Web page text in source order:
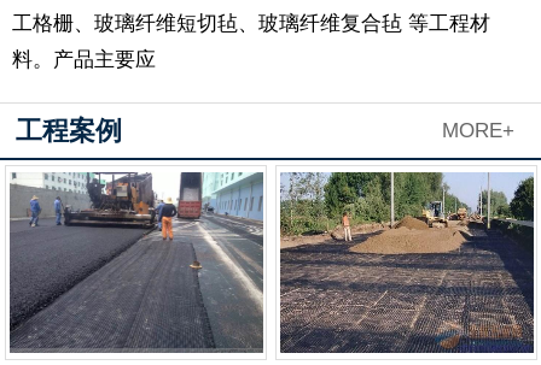
工格栅、玻璃纤维短切毡、玻璃纤维复合毡 等工程材
料。产品主要应
工程案例 MORE+